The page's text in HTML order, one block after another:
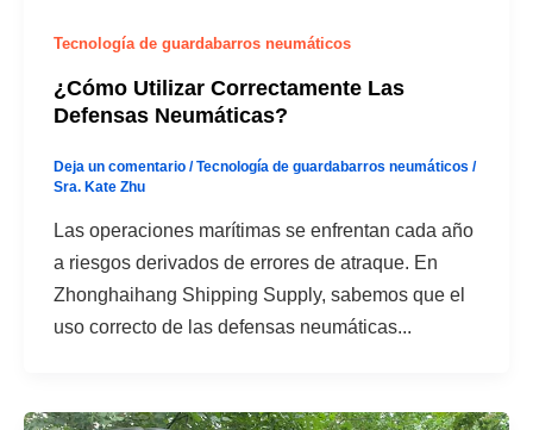
Tecnología de guardabarros neumáticos
¿Cómo Utilizar Correctamente Las
Defensas Neumáticas?
Deja un comentario /Tecnología de guardabarros neumáticos /
Sra. Kate Zhu
Las operaciones marítimas se enfrentan cada año
a riesgos derivados de errores de atraque. En
Zhonghaihang Shipping Supply, sabemos que el
uso correcto de las defensas neumáticas...